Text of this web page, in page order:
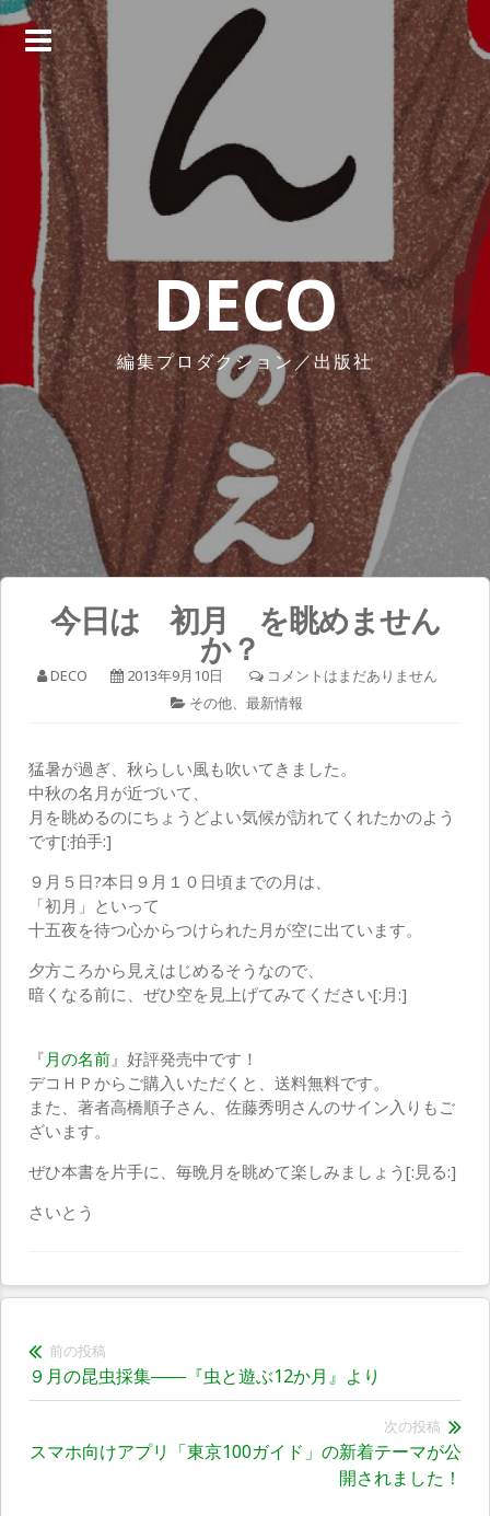
コ
DECO
編集プロダクション／出版社
今日は 初月 を眺めません
か？
DECO 2013年9月10日
コメントはまだありません
その他、 最新情報
猛暑が過ぎ、秋らしい風も吹いてきました。
中秋の名月が近づいて、
月を眺めるのにちょうどよい気候が訪れてくれたかのよう
です[:拍手:]
９月５日?本日９月１０日頃までの月は、
「初月」といって
十五夜を待つ心からつけられた月が空に出ています。
夕方ころから見えはじめるそうなので、
暗くなる前に、ぜひ空を見上げてみてください[:月:]
『月の名前』好評発売中です！
デコＨＰからご購入いただくと、送料無料です。
また、著者高橋順子さん、佐藤秀明さんのサイン入りもご
ざいます。
ぜひ本書を片手に、毎晩月を眺めて楽しみましょう[:見る:]
さいとう
投
稿
ナ
前の投稿
前
の
稿:
９月の昆虫採集――『虫と遊ぶ12か月』より
次の投稿
スマホ向けアプリ「東京100ガイド」の新着テーマが公
開されました！